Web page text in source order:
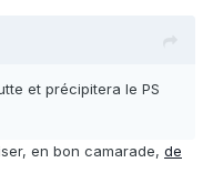
et précipitera le PS
en bon camarade, de